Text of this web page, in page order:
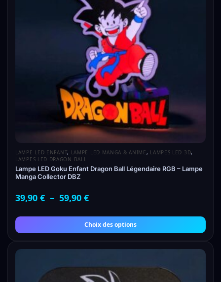
LAMPE LED ENFANT, LAMPE LED MANGA & ANIME, LAMPES LED 3D,
LAMPES LED DRAGON BALL
Lampe LED Goku Enfant Dragon Ball Légendaire RGB – Lampe
Manga Collector DBZ
39,90 € – 59,90 €
Choix des options